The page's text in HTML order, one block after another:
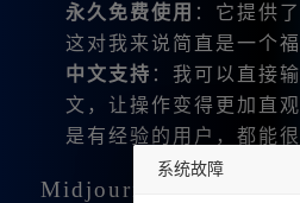
永久免费使用 ：它提供
这对我来说简直是一个
中文支持 ：我可以直接
文，让操作变得更加直
是有经验的用户，都能很
Midjourney中文版的功
系统故障